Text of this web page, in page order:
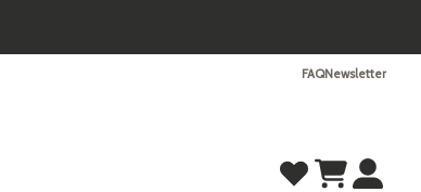
FAQNewsletter